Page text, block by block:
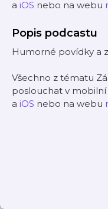
a iOS nebo na webu
Popis podcastu
Humorné povídky a
Všechno z tématu
poslouchat v
a iOS nebo na webu